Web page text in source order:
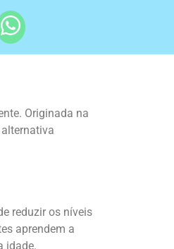
Originada na
reduzir os níveis
aprendem a
idade.